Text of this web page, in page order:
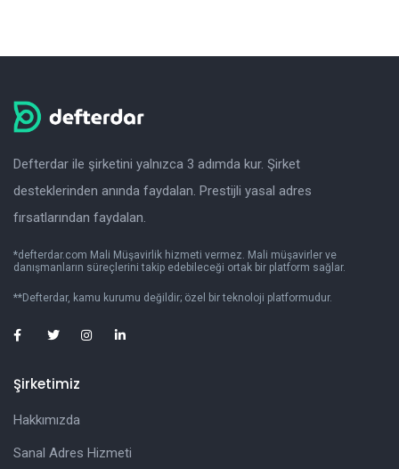
Defterdar ile şirketini yalnızca 3 adımda kur. Şirket
desteklerinden anında faydalan. Prestijli yasal adres
fırsatlarından faydalan.
*defterdar.com Mali Müşavirlik hizmeti vermez. Mali müşavirler ve
danışmanların süreçlerini takip edebileceği ortak bir platform sağlar.
**Defterdar, kamu kurumu değildir; özel bir teknoloji platformudur.
Şirketimiz
Hakkımızda
Sanal Adres Hizmeti